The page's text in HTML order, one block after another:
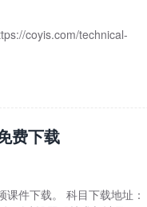
coyis.com/technical-
费下载
件下载。 科目下载地址